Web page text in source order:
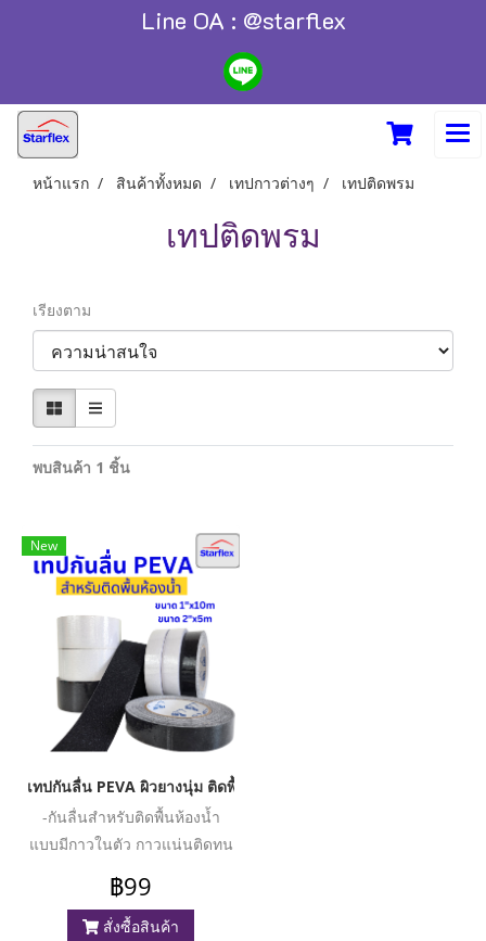
Line OA : @starflex
หน้าแรก สินค้าทั้งหมด เทปกาวต่างๆ เทปติดพรม
เทปติดพรม
เรียงตาม
พบสินค้า 1 ชิ้น
New
เทปกันลื่น PEVA ผิวยางนุ่ม ติดพื้นห้องน้ำได้ กาวแน่น ขนาด 1"x10m
-กันลื่นสำหรับติดพื้นห้องน้ำ
แบบมีกาวในตัว กาวแน่นติดทน
-เนื้อยาง ผิวนุ่ม -ใช้งานง่าย ติด
แน่น ทนทาน -เพื่อความ
ปลอดภัยสำหรับเด็กและคนชรา
฿99
สั่งซื้อสินค้า